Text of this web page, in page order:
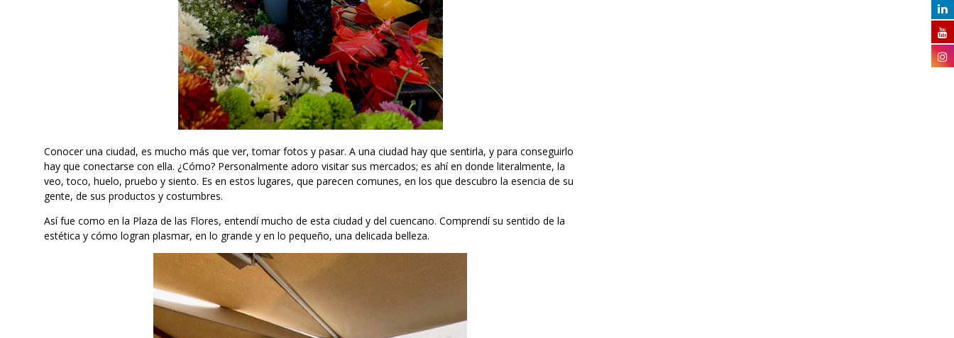
Conocer una ciudad, es mucho más que ver, tomar fotos y pasar. A una ciudad hay que sentirla, y para conseguirlo
hay que conectarse con ella. ¿Cómo? Personalmente adoro visitar sus mercados; es ahí en donde literalmente, la
veo, toco, huelo, pruebo y siento. Es en estos lugares, que parecen comunes, en los que descubro la esencia de su
gente, de sus productos y costumbres.
Así fue como en la Plaza de las Flores, entendí mucho de esta ciudad y del cuencano. Comprendí su sentido de la
estética y cómo logran plasmar, en lo grande y en lo pequeño, una delicada belleza.